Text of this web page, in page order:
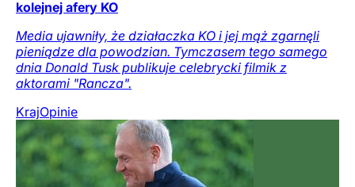
kolejnej afery KO
Media ujawniły, że działaczka KO i jej mąż zgarnęli
pieniądze dla powodzian. Tymczasem tego samego
dnia Donald Tusk publikuje celebrycki filmik z
aktorami "Rancza".
KrajOpinie